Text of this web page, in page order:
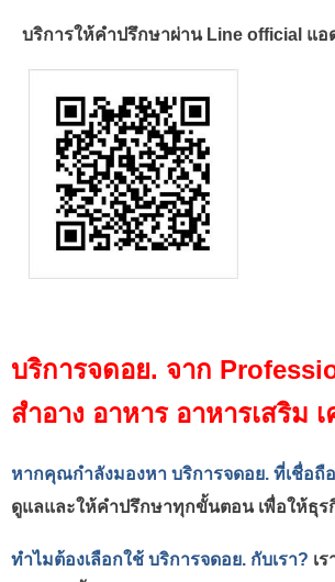
บริการให้คำปรึกษาผ่าน Line official แอ
บริการจดอย. จาก
สำอาง อาหาร อาหารเสริม
หากคุณกำลังมองหา บริการจดอย. ที่เชื่อถื
ดูแลและให้คำปรึกษาทุกขั้นตอน เพื่อให้ธุ
ทำไมต้องเลือกใช้ บริการจดอย. กับเรา? เ